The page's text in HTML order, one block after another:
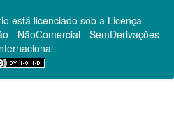
está licenciado sob a Licença
- NãoComercial - SemDerivações